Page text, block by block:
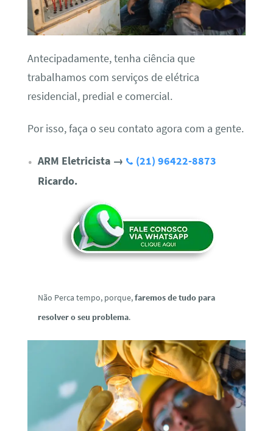
Antecipadamente, tenha ciência que
trabalhamos com serviços de elétrica
residencial, predial e comercial.
Por isso, faça o seu contato agora com a gente.
ARM Eletricista →
(21) 96422-8873
Ricardo.
Não Perca tempo, porque,faremos de tudo para
resolver o seu problema.